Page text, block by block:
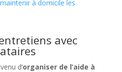
à domicile les
avec
d’organiser de l’aide à